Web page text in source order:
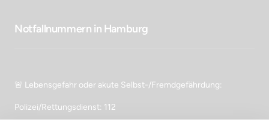
Notfallnummern in Hamburg
🚨 Lebensgefahr oder akute Selbst-/Fremdgefährdung:
Polizei/Rettungsdienst: 112